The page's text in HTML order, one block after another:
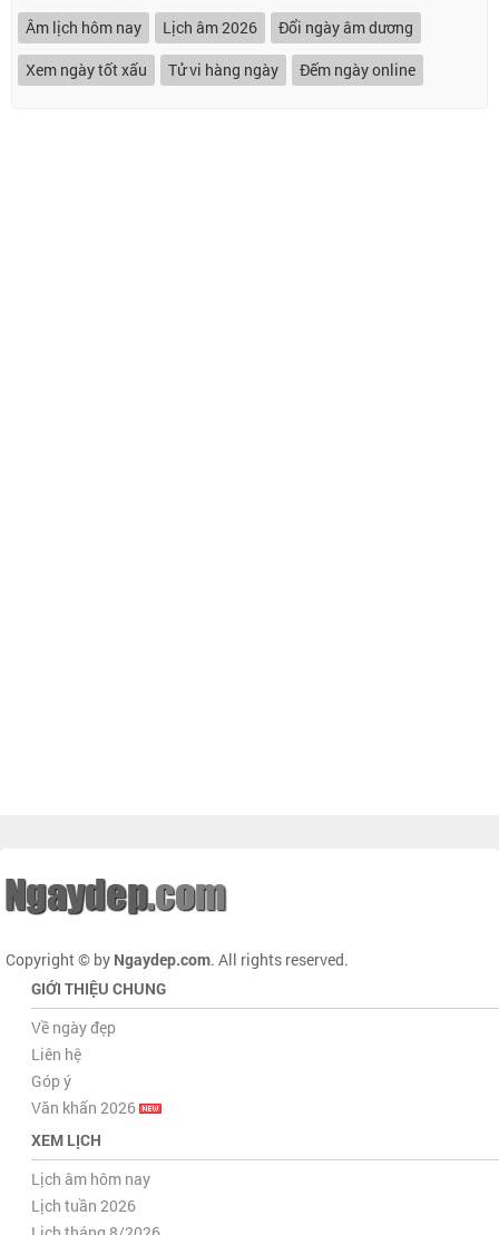
Âm lịch hôm nay Lịch âm 2026
Đổi ngày âm dương
Xem ngày tốt xấu
Tử vi hàng ngày Đếm ngày online
Copyright © by Ngaydep.com. All rights reserved.
GIỚI THIỆU CHUNG
Về ngày đẹp
Liên hệ
Góp ý
Văn khấn 2026
XEM LỊCH
Lịch âm hôm nay
Lịch tuần 2026